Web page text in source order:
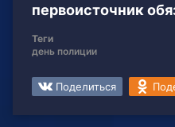
первоисточник
Теги
день полиции
Поделиться